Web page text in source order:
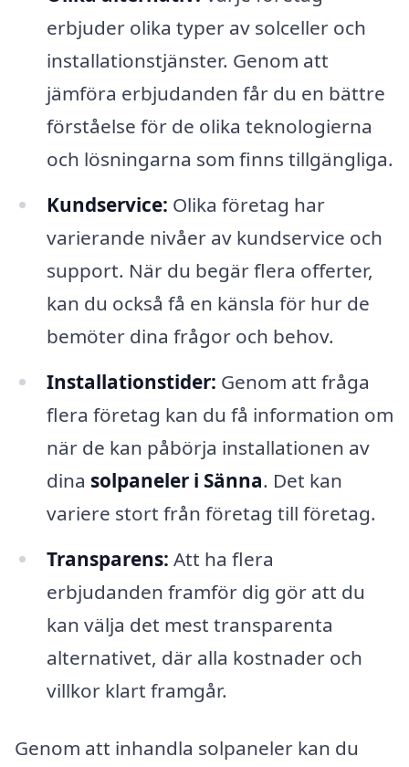
erbjuder olika typer av solceller och
installationstjänster. Genom att
jämföra erbjudanden får du en bättre
förståelse för de olika teknologierna
och lösningarna som finns tillgängliga.
Kundservice: Olika företag har
varierande nivåer av kundservice och
support. När du begär flera offerter,
kan du också få en känsla för hur de
bemöter dina frågor och behov.
Installationstider: Genom att fråga
flera företag kan du få information om
när de kan påbörja installationen av
dina solpaneler i Sänna. Det kan
variere stort från företag till företag.
Transparens: Att ha flera
erbjudanden framför dig gör att du
kan välja det mest transparenta
alternativet, där alla kostnader och
villkor klart framgår.
Genom att inhandla solpaneler kan du